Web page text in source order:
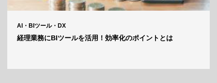
AI・BIツール・DX
経理業務にBIツールを活用！効率化のポイントとは